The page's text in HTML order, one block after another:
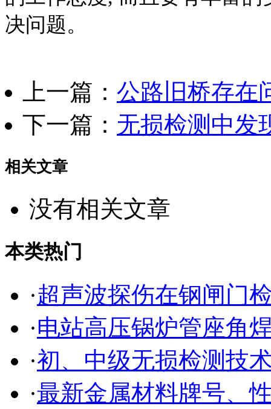
决问题。
上一篇： 公路旧桥存在
下一篇： 无损检测中发
相关文章
没有相关文章
本类热门
·超声波探伤在钢闸门
·电站高压锅炉管座角
·初、中级无损检测技
·最新金属材料牌号、